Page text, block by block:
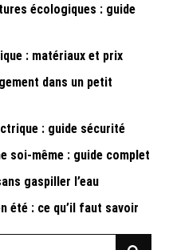
écologiques : guide
: matériaux et prix
dans un petit
: guide sécurité
soi-même : guide complet
gaspiller l’eau
été : ce qu’il faut savoir